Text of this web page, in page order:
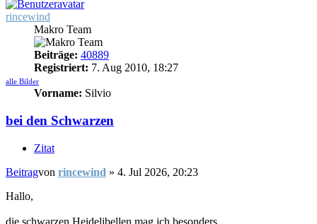
rincewind
Makro Team
Beiträge: 40889
Registriert: 7. Aug 2010, 18:27
alle Bilder
Vorname: Silvio
bei den Schwarzen
Zitat
Beitragvon rincewind » 4. Jul 2026, 20:23
Hallo,
die schwarzen Heidelibellen mag ich besonders.